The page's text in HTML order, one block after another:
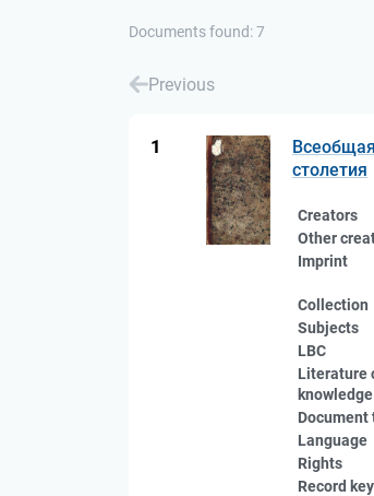
Documents found: 7
Previous
1
столетия
Creators
Other
Imprint
Collection
Subjects
LBC
Literature
knowledge
Document
Language
Rights
Record key